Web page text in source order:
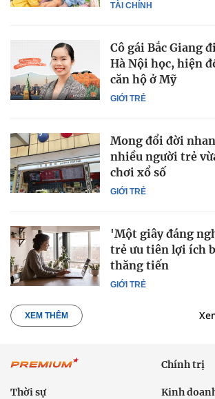
TÀI CHÍNH
GIỚI TRẺ
Cô gái Bắc Giang
Hà Nội học, hiện
căn hộ ở Mỹ
GIỚI TRẺ
Mong đổi đời
nhiều người trẻ
chơi xổ số
GIỚI TRẺ
'Một giây đáng
trẻ ưu tiên lợi ích
thăng tiến
XEM THÊM
Chính trị
Thời sự Kinh